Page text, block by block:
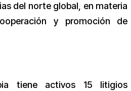
del norte global, en materia
y promoción de
tiene activos 15 litigios